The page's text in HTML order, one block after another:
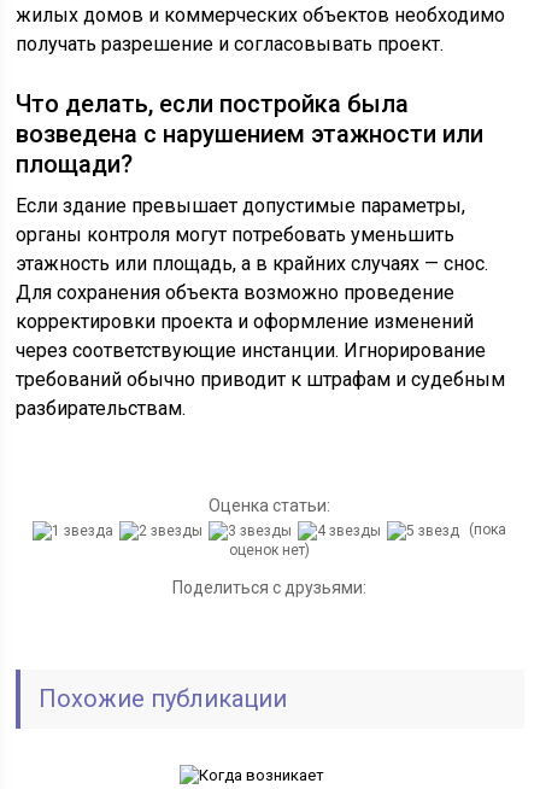
жилых домов и коммерческих объектов необходимо
получать разрешение и согласовывать проект.
Что делать, если постройка была
возведена с нарушением этажности или
площади?
Если здание превышает допустимые параметры,
органы контроля могут потребовать уменьшить
этажность или площадь, а в крайних случаях — снос.
Для сохранения объекта возможно проведение
корректировки проекта и оформление изменений
через соответствующие инстанции. Игнорирование
требований обычно приводит к штрафам и судебным
разбирательствам.
Оценка статьи:
(пока
оценок нет)
Поделиться с друзьями:
Похожие публикации